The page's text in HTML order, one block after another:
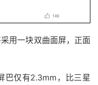
用一块双曲面屏，正面
巴仅有2.3mm，比三星